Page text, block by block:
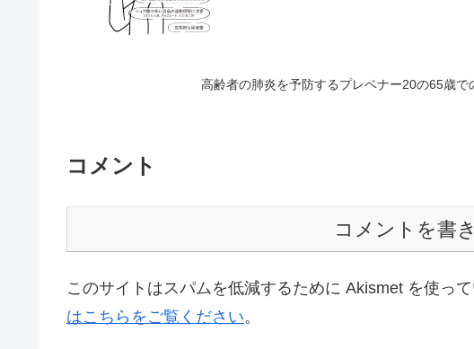
高齢者の肺炎を予防するプレベナー20の65歳で
コメント
コメントを書
このサイトはスパムを低減するために Akismet を使って
はこちらをご覧ください。